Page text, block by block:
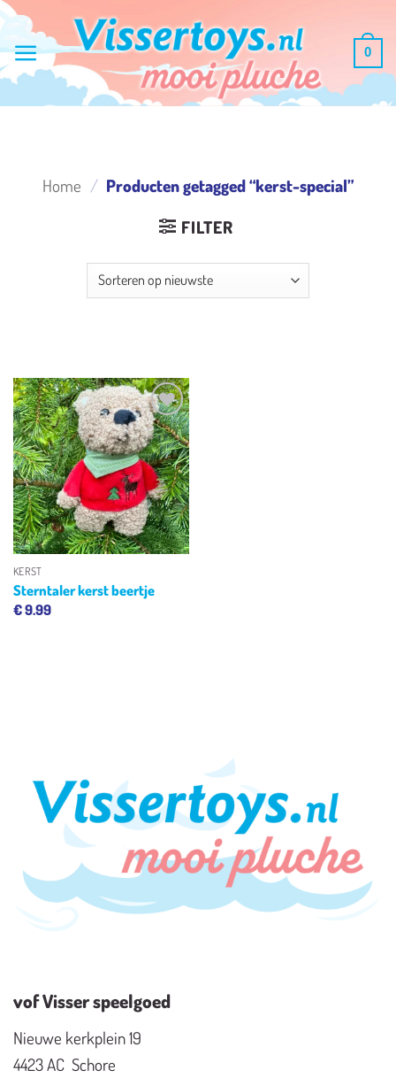
Ga
inhoud
0
Home / Producten getagged “kerst-special”
FILTER
Toevoegen
aan
verlanglijst
KERST
Sterntaler kerst beertje
€9.99
vof Visser speelgoed
Nieuwe kerkplein 19
4423 AC Schore